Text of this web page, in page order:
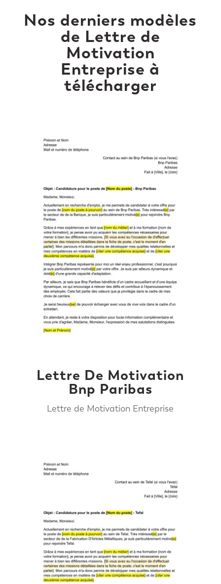
Nos derniers modèles
de Lettre de
Motivation
Entreprise à
télécharger
Lettre De Motivation
Bnp Paribas
Lettre de Motivation Entreprise